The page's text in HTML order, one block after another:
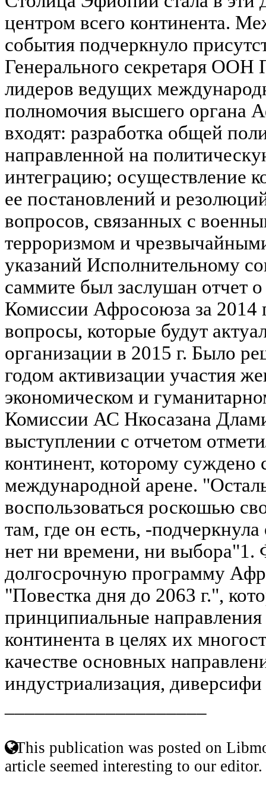
центром всего континента.
события подчеркнуло
Генерального секретаря
лидеров ведущих
полномочия высшего органа
входят: разработка общей
направленной на
интеграцию; осуществление
ее постановлений и
вопросов, связанных с
терроризмом и
указаний Исполнительному
саммите был заслушан отчет о
Комиссии Афросоюза за 2014
вопросы, которые будут
организации в 2015 г. Было
годом активизации участия
экономическом и
Комиссии АС Нкосазана
выступлении с отчетом
континент, которому
международной арене.
воспользоваться роскошью
там, где он есть, -
нет ни времени, ни выбора"1.
долгосрочную программу
"Повестка дня до 2063 г.",
принципиальные направления
континента в целях их
качестве основных
индустриализация,
This publication was posted on
article seemed interesting to our editor.